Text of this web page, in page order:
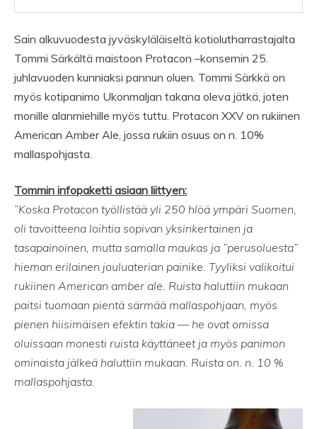
Sain alkuvuodesta jyväskyläläiseltä kotiolutharrastajalta
Tommi Särkältä maistoon Protacon –konsernin 25.
juhlavuoden kunniaksi pannun oluen. Tommi Särkkä on
myös kotipanimo Ukonmaljan takana oleva jätkä, joten
monille alanmiehille myös tuttu. Protacon XXV on rukiinen
American Amber Ale, jossa rukiin osuus on n. 10%
mallaspohjasta.
Tommin infopaketti asiaan liittyen:
”Koska Protacon työllistää yli 250 hlöä ympäri Suomen,
oli tavoitteena loihtia sopivan yksinkertainen ja
tasapainoinen, mutta samalla maukas ja ”perusoluesta”
hieman erilainen jouluaterian painike. Tyyliksi valikoitui
rukiinen American amber ale. Ruista haluttiin mukaan
paitsi tuomaan pientä särmää mallaspohjaan, myös
pienen hiisimäisen efektin takia — he ovat omissa
oluissaan monesti ruista käyttäneet ja myös panimon
ominaista jälkeä haluttiin mukaan. Ruista on. n. 10 %
mallaspohjasta.